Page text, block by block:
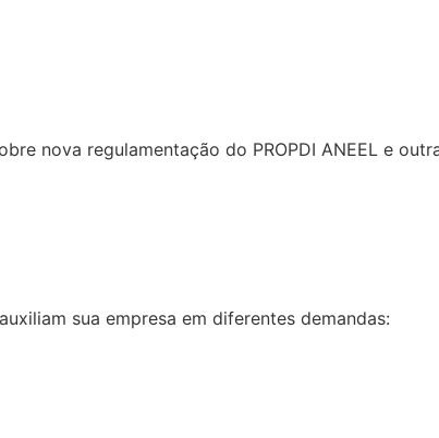
nova regulamentação do PROPDI ANEEL e
sua empresa em diferentes demandas: